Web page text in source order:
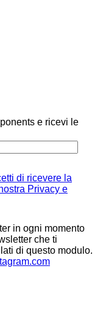
e ricevi le
di ricevere la
Privacy e
in ogni momento
che ti
di questo modulo.